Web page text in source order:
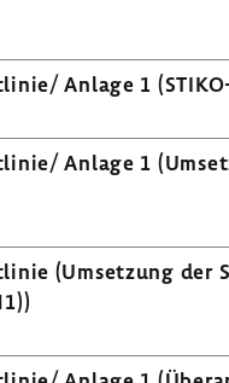
Anlage 1
Anlage 1
(Umset­zung der